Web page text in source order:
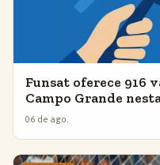
Funsat oferece 916
Campo Grande
06 de ago.